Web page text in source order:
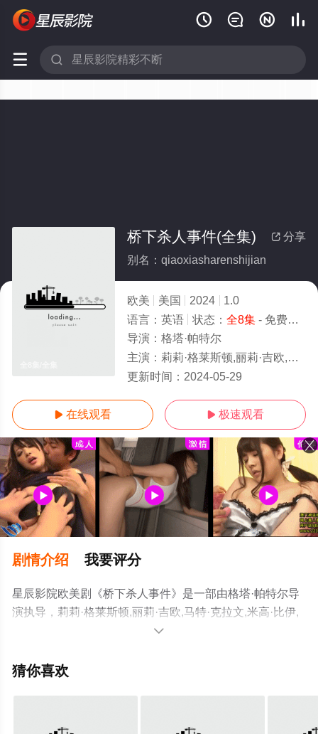
   
 
 分享
桥下杀人事件(全集)
别名：qiaoxiasharenshijian
欧美 美国 2024
1.0
语言： 英语 状态： 全8集- 免费在线观看
导演： 格塔·帕特尔
主演： 莉莉·格莱斯顿,丽莉·吉欧,马特·克拉文,米高·比伊,阿努普·德塞,艾拉·迪克森,Evan,Rein,布莱恩·马
更新时间： 2024-05-29
 在线观看  极速观看
剧情介绍 我要评分
星辰影院欧美剧《桥下杀人事件》是一部由格塔·帕特尔导
演执导，莉莉·格莱斯顿,丽莉·吉欧,马特·克拉文,米高·比伊,
阿努普·德塞,艾拉·迪克森,Evan,Rein,布莱恩·马克金森,杰文
拉,River,Codack,Jason,Chu,Arta,Negahban,Nadia,等明星

猜你喜欢